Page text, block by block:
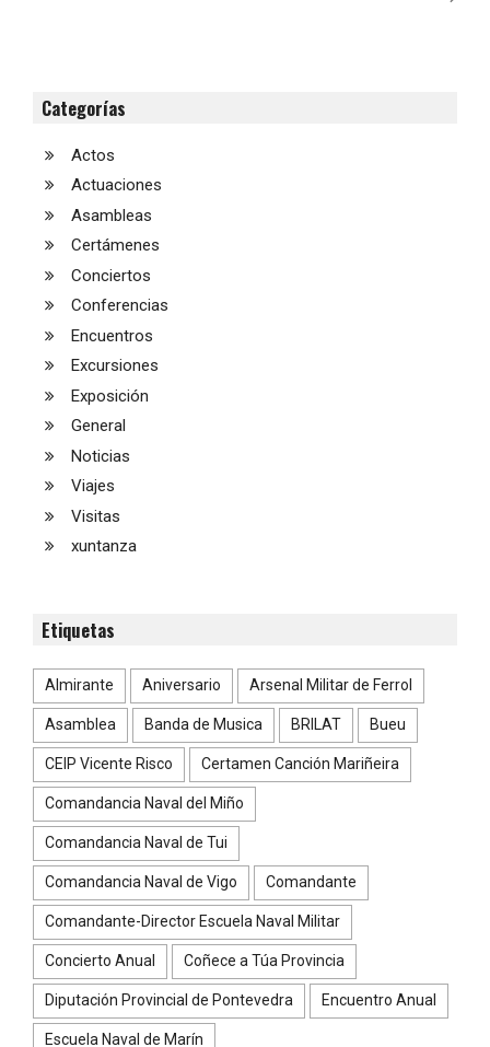
Categorías
Actos
Actuaciones
Asambleas
Certámenes
Conciertos
Conferencias
Encuentros
Excursiones
Exposición
General
Noticias
Viajes
Visitas
xuntanza
Etiquetas
Almirante Aniversario Arsenal Militar de Ferrol
Asamblea Banda de Musica BRILAT Bueu
CEIP Vicente Risco Certamen Canción Mariñeira
Comandancia Naval del Miño
Comandancia Naval de Tui
Comandancia Naval de Vigo Comandante
Comandante-Director Escuela Naval Militar
Concierto Anual Coñece a Túa Provincia
Diputación Provincial de Pontevedra Encuentro Anual
Escuela Naval de Marín